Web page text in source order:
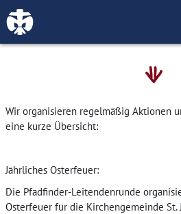
Wir organisieren regelmäßig Aktionen
eine kurze Übersicht:
Jährliches Osterfeuer:
Die Pfadfinder-Leitendenrunde
Osterfeuer für die Kirchengemeinde St.